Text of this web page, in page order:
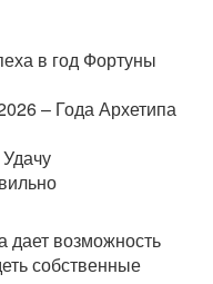
в год Фортуны
– Года Архетипа
дает возможность
собственные